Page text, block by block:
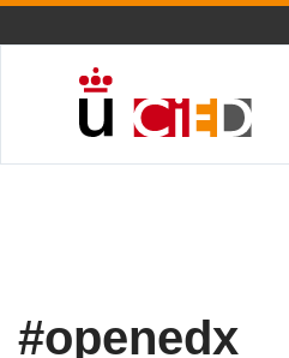
#openedx